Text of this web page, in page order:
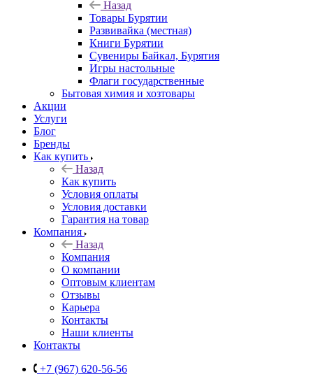
Назад
Товары Бурятии
Развивайка (местная)
Книги Бурятии
Сувениры Байкал, Бурятия
Игры настольные
Флаги государственные
Бытовая химия и хозтовары
Акции
Услуги
Блог
Бренды
Как купить
Назад
Как купить
Условия оплаты
Условия доставки
Гарантия на товар
Компания
Назад
Компания
О компании
Оптовым клиентам
Отзывы
Карьера
Контакты
Наши клиенты
Контакты
+7 (967) 620-56-56